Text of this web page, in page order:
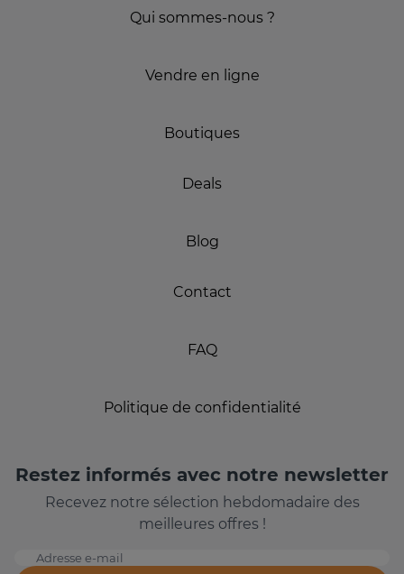
Qui sommes-nous ?
Vendre en ligne
Boutiques
Deals
Blog
Contact
FAQ
Politique de confidentialité
Restez informés avec notre newsletter
Recevez notre sélection hebdomadaire des
meilleures offres !
Adresse e-mail